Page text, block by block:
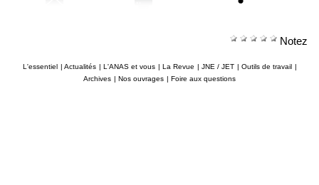
Notez
L'essentiel | Actualités | L'ANAS et vous | La Revue | JNE / JET | Outils de travail |
Archives | Nos ouvrages | Foire aux questions